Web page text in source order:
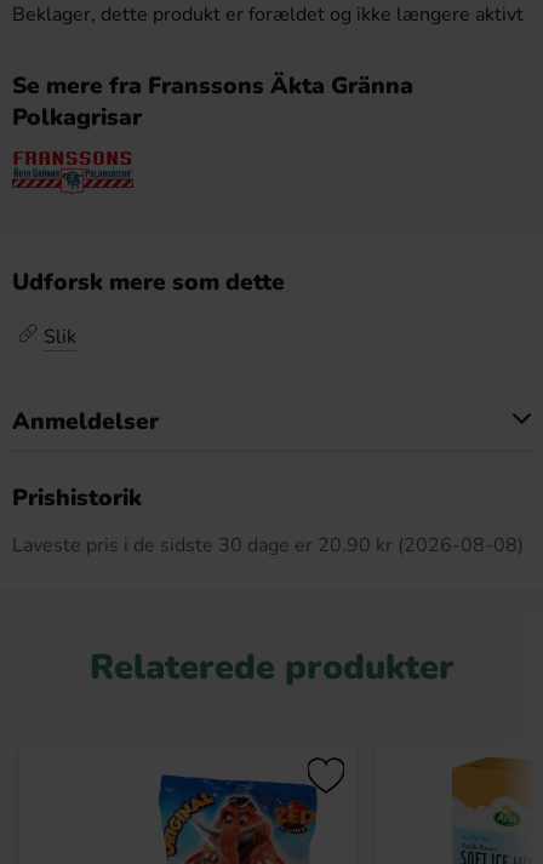
Beklager, dette produkt er forældet og ikke længere aktivt
Se mere fra Franssons Äkta Gränna
Polkagrisar
Udforsk mere som dette
Slik
Anmeldelser
Prishistorik
Laveste pris i de sidste 30 dage er 20.90 kr (2026-08-08)
Relaterede produkter